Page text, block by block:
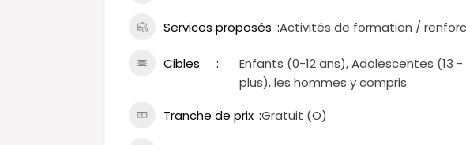
Services proposés Activités de formation /
Cibles
Enfants (0-12 ans), Adolescentes (13
plus), les hommes y compris
Tranche de prix Gratuit (O)